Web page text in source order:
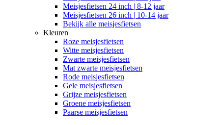
Meisjesfietsen 24 inch | 8-12 jaar
Meisjesfietsen 26 inch | 10-14 jaar
Bekijk alle meisjesfietsen
Kleuren
Roze meisjesfietsen
Witte meisjesfietsen
Zwarte meisjesfietsen
Mat zwarte meisjesfietsen
Rode meisjesfietsen
Gele meisjesfietsen
Grijze meisjesfietsen
Groene meisjesfietsen
Paarse meisjesfietsen